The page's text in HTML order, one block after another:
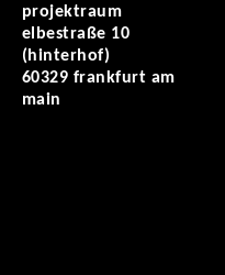
projektraum
elbestraße 10
(hinterhof)
60329 frankfurt am
main